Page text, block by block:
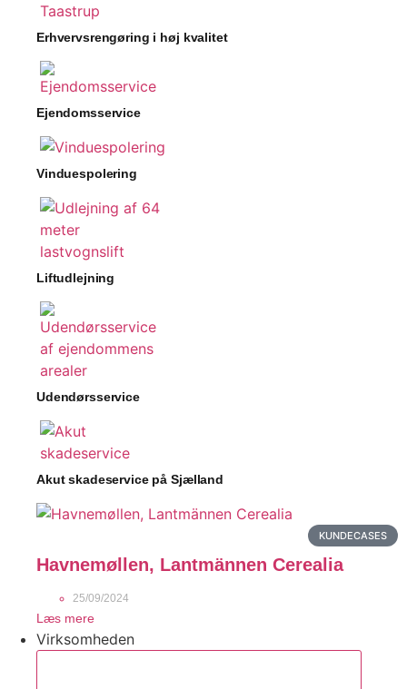
Erhvervsrengøring i høj kvalitet
Ejendomsservice
Vinduespolering
Liftudlejning
Udendørsservice
Akut skadeservice på Sjælland
KUNDECASES
Havnemøllen, Lantmännen Cerealia
25/09/2024
Læs mere
Virksomheden